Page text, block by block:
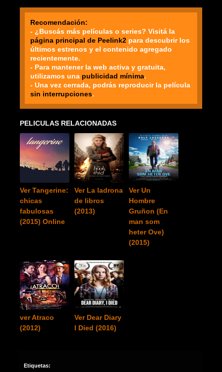
Recomendación:
- ¿Buscás más películas o series? Visitá la
página principal de Peelink2 para descubrir los
últimos estrenos y el contenido agregado
recientemente.
- Para mantener la web activa y gratuita,
utilizamos una publicidad mínima.
- Una vez cerrada, podrás reproducir la película
sin interrupciones.
PELICULAS RELACIONADAS
Ver Tangerine:
chicas
fabulosas
(2015) Online
Ver La ladrona
de libros
(2013)
Ver Un
Hombre
Gruñon (En
man som
heter Ove)
(2015)
ver Atraco
(2012)
Ver Dear Diary
I Died (2016)
Etiquetas: